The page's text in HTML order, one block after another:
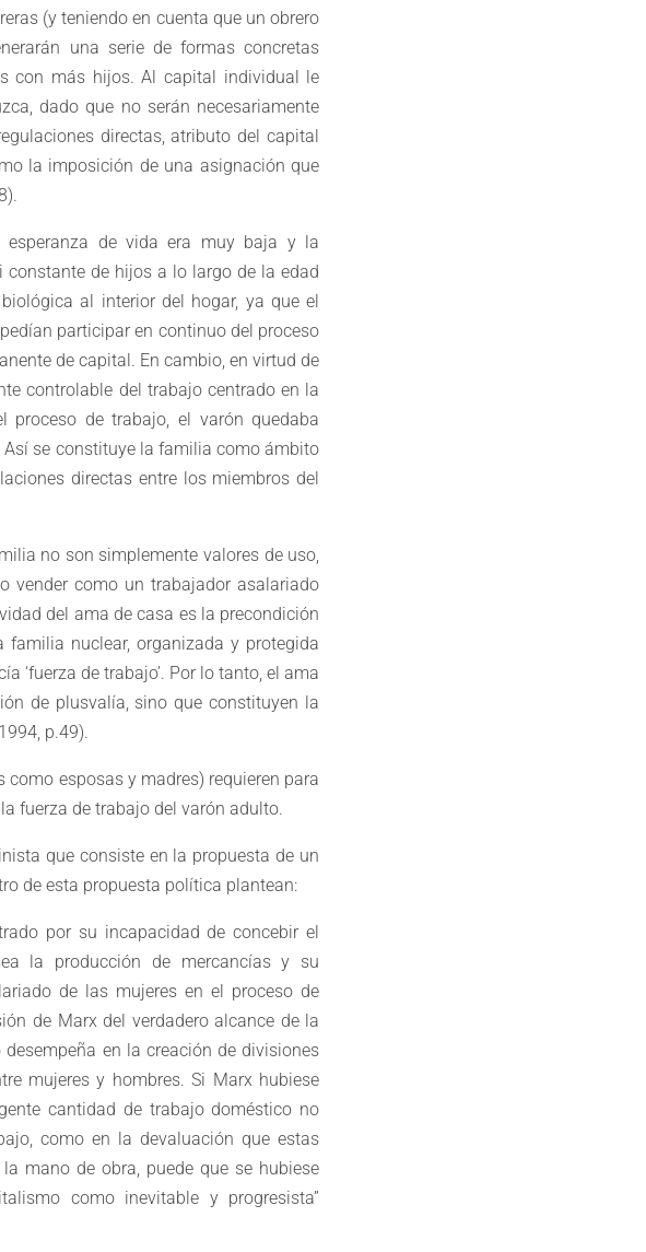
(y teniendo en cuenta que un obrero
una serie de formas concretas
con más hijos. Al capital individual le
dado que no serán necesariamente
directas, atributo del capital
la imposición de una asignación que
de vida era muy baja y la
de hijos a lo largo de la edad
al interior del hogar, ya que el
participar en continuo del proceso
de capital. En cambio, en virtud de
controlable del trabajo centrado en la
de trabajo, el varón quedaba
se constituye la familia como ámbito
directas entre los miembros del
no son simplemente valores de uso,
vender como un trabajador asalariado
del ama de casa es la precondición
nuclear, organizada y protegida
‘fuerza de trabajo’. Por lo tanto, el ama
de plusvalía, sino que constituyen la
p.49).
esposas y madres) requieren para
fuerza de trabajo del varón adulto.
que consiste en la propuesta de un
de esta propuesta política plantean:
por su incapacidad de concebir el
la producción de mercancías y su
de las mujeres en el proceso de
de Marx del verdadero alcance de la
en la creación de divisiones
mujeres y hombres. Si Marx hubiese
cantidad de trabajo doméstico no
como en la devaluación que estas
mano de obra, puede que se hubiese
como inevitable y progresista”